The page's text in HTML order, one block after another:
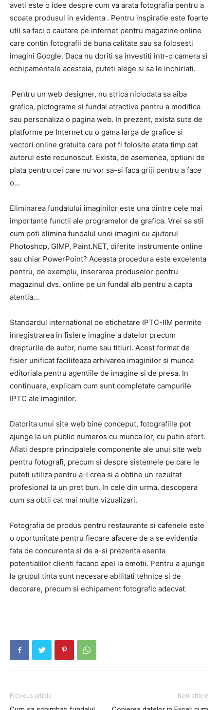
aveti este o idee despre cum va arata fotografia pentru a
scoate produsul in evidenta . Pentru inspiratie este foarte
util sa faci o cautare pe internet pentru magazine online
care contin fotografii de buna calitate sau sa folosesti
imagini Google. Daca nu doriti sa investiti intr-o camera si
echipamentele acesteia, puteti alege si sa le inchiriati.
Pentru un web designer, nu strica niciodata sa aiba
grafica, pictograme si fundal atractive pentru a modifica
sau personaliza o pagina web. In prezent, exista sute de
platforme pe Internet cu o gama larga de grafice si
vectori online gratuite care pot fi folosite atata timp cat
autorul este recunoscut. Exista, de asemenea, optiuni de
plata pentru cei care nu vor sa-si faca griji pentru a face
o…
Eliminarea fundalului imaginilor este una dintre cele mai
importante functii ale programelor de grafica. Vrei sa stii
cum poti elimina fundalul unei imagini cu ajutorul
Photoshop, GIMP, Paint.NET, diferite instrumente online
sau chiar PowerPoint? Aceasta procedura este excelenta
pentru, de exemplu, inserarea produselor pentru
magazinul dvs. online pe un fundal alb pentru a capta
atentia…
Standardul international de etichetare IPTC-IIM permite
inregistrarea in fisiere imagine a datelor precum
drepturile de autor, nume sau titluri. Acest format de
fisier unificat faciliteaza arhivarea imaginilor si munca
editoriala pentru agentiile de imagine si de presa. In
continuare, explicam cum sunt completate campurile
IPTC ale imaginilor.
Datorita unui site web bine conceput, fotografiile pot
ajunge la un public numeros cu munca lor, cu putin efort.
Aflati despre principalele componente ale unui site web
pentru fotografi, precum si despre sistemele pe care le
puteti utiliza pentru a-l crea si a obtine un rezultat
profesional la un pret bun. In cele din urma, descopera
cum sa obtii cat mai multe vizualizari.
Fotografia de produs pentru restaurante si cafenele este
o oportunitate pentru fiecare afacere de a se evidentia
fata de concurenta si de a-si prezenta esenta
potentialilor clienti facand apel la emotii. Pentru a ajunge
la grupul tinta sunt necesare abilitati tehnice si de
decorare, precum si echipament fotografic adecvat.
Previous article Next article